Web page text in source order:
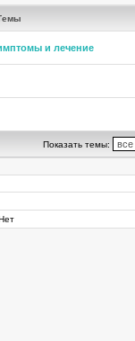
и лечение
Показать темы: